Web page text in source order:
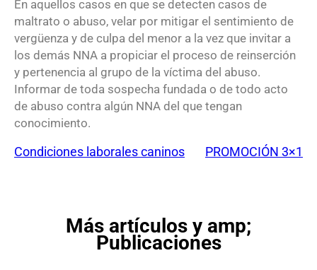
En aquellos casos en que se detecten casos de
maltrato o abuso, velar por mitigar el sentimiento de
vergüenza y de culpa del menor a la vez que invitar a
los demás NNA a propiciar el proceso de reinserción
y pertenencia al grupo de la víctima del abuso.
Informar de toda sospecha fundada o de todo acto
de abuso contra algún NNA del que tengan
conocimiento.
Condiciones laborales caninos PROMOCIÓN 3×1
Más artículos y amp;
Publicaciones